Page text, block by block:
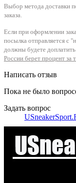
Выбор метода доставки
заказа.
Если при оформлении
посылка отправляется с
должны будете
России берет процент за
Написать отзыв
Пока не было
Задать вопрос